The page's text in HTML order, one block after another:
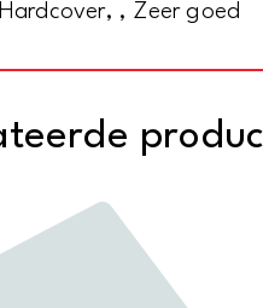
, Zeer goed